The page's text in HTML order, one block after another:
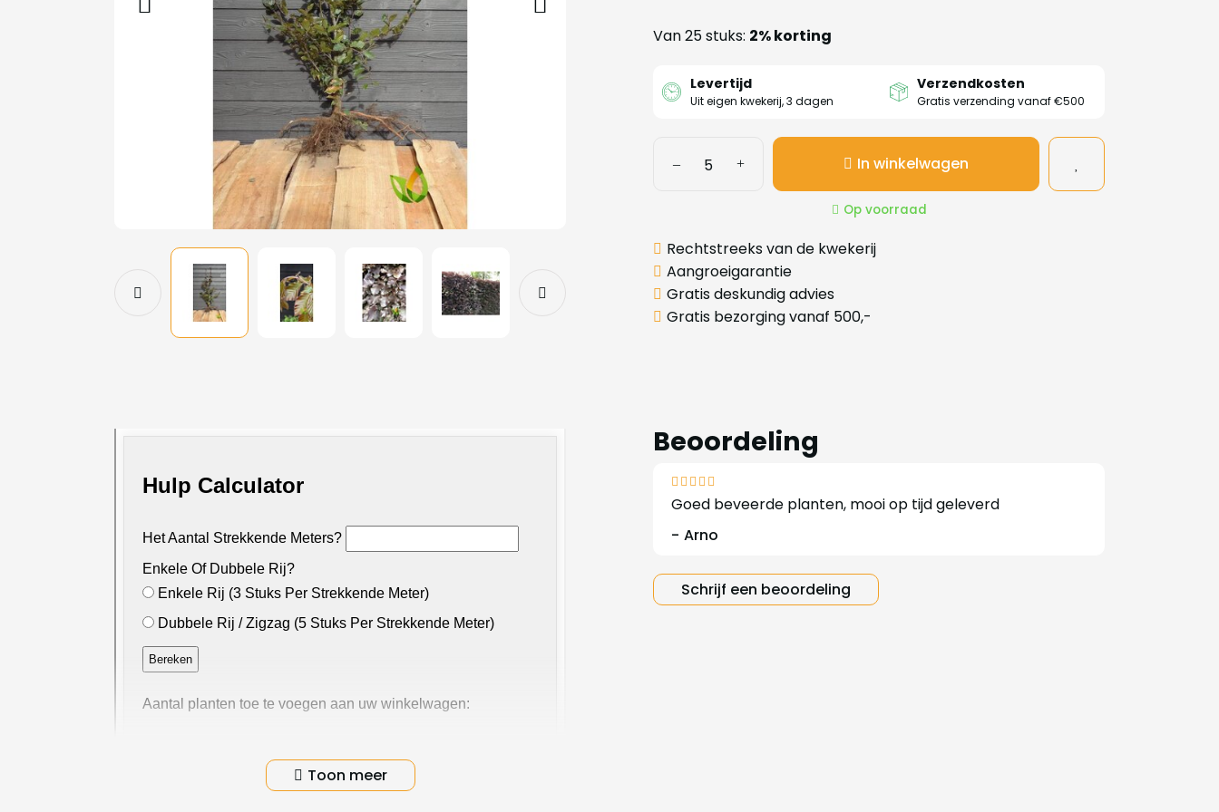
Van 25 stuks: 2% korting
Levertijd
Uit eigen kwekerij, 3 dagen
Verzendkosten
Gratis verzending vanaf €500
In winkelwagen
Op voorraad
Rechtstreeks van de kwekerij
Aangroeigarantie
Gratis deskundig advies
Gratis bezorging vanaf 500,-
Productinformatie
Toon meer
Beoordeling
Goed beveerde planten, mooi op tijd geleverd
Arno
Schrijf een beoordeling